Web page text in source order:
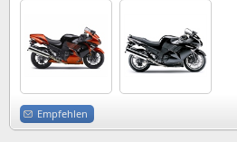
Empfehlen